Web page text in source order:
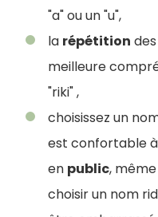
"a" ou un "u",
la répétition
meilleure
"riki" ,
choisissez un
est confortable
en public,
choisir un nom